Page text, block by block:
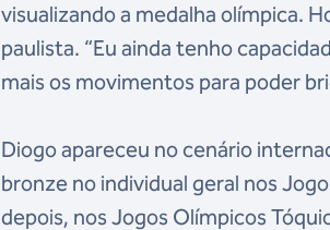
visualizando a medalha olímpica.
paulista. “Eu ainda tenho
mais os movimentos para poder
Diogo apareceu no cenário
bronze no individual geral nos
depois, nos Jogos Olímpicos